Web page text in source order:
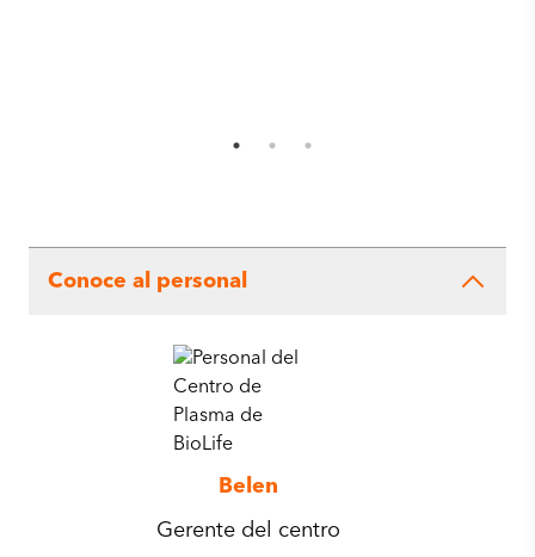
Conoce al personal
Belen
Gerente del centro